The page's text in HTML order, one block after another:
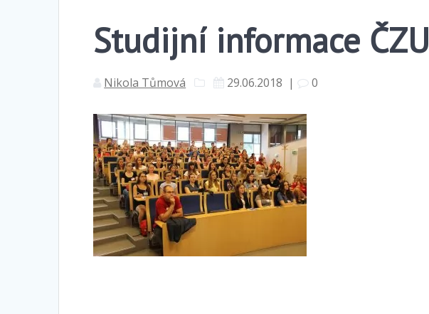
Studijní informace ČZU
Nikola Tůmová 29.06.2018 | 0